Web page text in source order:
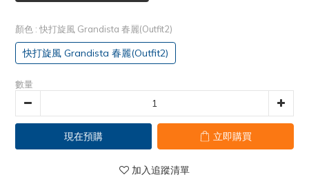
顏色 : 快打旋風 Grandista 春麗(Outfit2)
快打旋風 Grandista 春麗(Outfit2)
數量
現在預購 立即購買
加入追蹤清單